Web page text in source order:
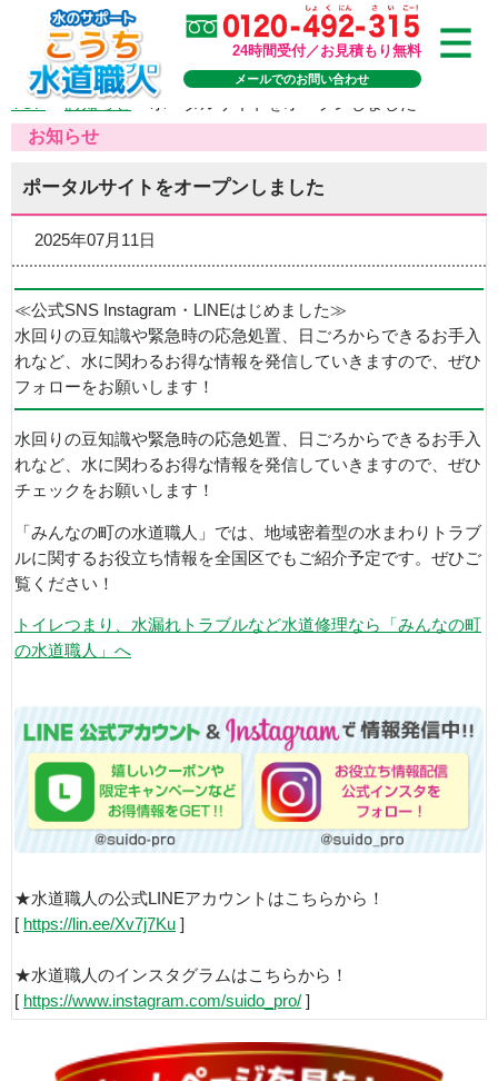
24時間受付／お見積もり無料
メールでのお問い合わせ
TOP>お知らせ> ポータルサイトをオープンしました
お知らせ
ポータルサイトをオープンしました
2025年07月11日
≪公式SNS Instagram・LINEはじめました≫
水回りの豆知識や緊急時の応急処置、日ごろからできるお手入
れなど、水に関わるお得な情報を発信していきますので、ぜひ
フォローをお願いします！
水回りの豆知識や緊急時の応急処置、日ごろからできるお手入
れなど、水に関わるお得な情報を発信していきますので、ぜひ
チェックをお願いします！
「みんなの町の水道職人」では、地域密着型の水まわりトラブ
ルに関するお役立ち情報を全国区でもご紹介予定です。ぜひご
覧ください！
トイレつまり、水漏れトラブルなど水道修理なら「みんなの町
の水道職人」へ
★水道職人の公式LINEアカウントはこちらから！
[ https://lin.ee/Xv7j7Ku ]
★水道職人のインスタグラムはこちらから！
[ https://www.instagram.com/suido_pro/ ]